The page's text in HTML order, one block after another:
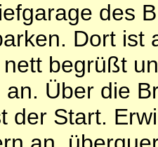
des
Dort ist
begrüßt
Über die
der Start.